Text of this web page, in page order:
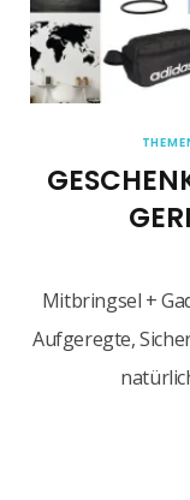
Mitbringsel +
Aufgeregte,